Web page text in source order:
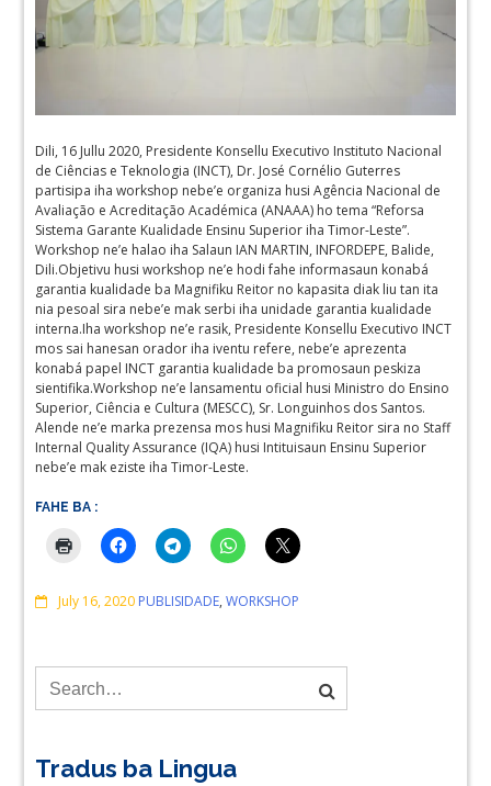
Dili, 16 Jullu 2020, Presidente Konsellu Executivo Instituto Nacional
de Ciências e Teknologia (INCT), Dr. José Cornélio Guterres
partisipa iha workshop nebe’e organiza husi Agência Nacional de
Avaliação e Acreditação Académica (ANAAA) ho tema “Reforsa
Sistema Garante Kualidade Ensinu Superior iha Timor-Leste”.
Workshop ne’e halao iha Salaun IAN MARTIN, INFORDEPE, Balide,
Dili.Objetivu husi workshop ne’e hodi fahe informasaun konabá
garantia kualidade ba Magnifiku Reitor no kapasita diak liu tan ita
nia pesoal sira nebe’e mak serbi iha unidade garantia kualidade
interna.Iha workshop ne’e rasik, Presidente Konsellu Executivo INCT
mos sai hanesan orador iha iventu refere, nebe’e aprezenta
konabá papel INCT garantia kualidade ba promosaun peskiza
sientifika.Workshop ne’e lansamentu oficial husi Ministro do Ensino
Superior, Ciência e Cultura (MESCC), Sr. Longuinhos dos Santos.
Alende ne’e marka prezensa mos husi Magnifiku Reitor sira no Staff
Internal Quality Assurance (IQA) husi Intituisaun Ensinu Superior
nebe’e mak eziste iha Timor-Leste.
FAHE BA :
July 16, 2020 Comments
PUBLISIDADE,WORKSHOP
Tradus ba Lingua